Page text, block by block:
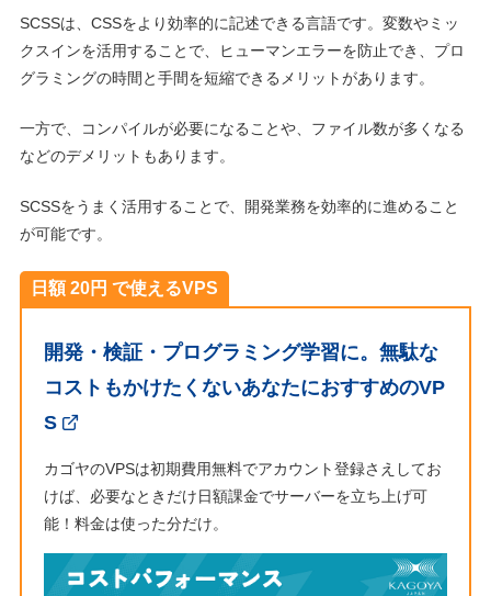
SCSSは、CSSをより効率的に記述できる言語です。変数やミッ
クスインを活用することで、ヒューマンエラーを防止でき、プロ
グラミングの時間と手間を短縮できるメリットがあります。
一方で、コンパイルが必要になることや、ファイル数が多くなる
などのデメリットもあります。
SCSSをうまく活用することで、開発業務を効率的に進めること
が可能です。
日額 20円 で使えるVPS
開発・検証・プログラミング学習に。無駄な
コストもかけたくないあなたにおすすめのVP
S
カゴヤのVPSは初期費用無料でアカウント登録さえしてお
けば、必要なときだけ日額課金でサーバーを立ち上げ可
能！料金は使った分だけ。